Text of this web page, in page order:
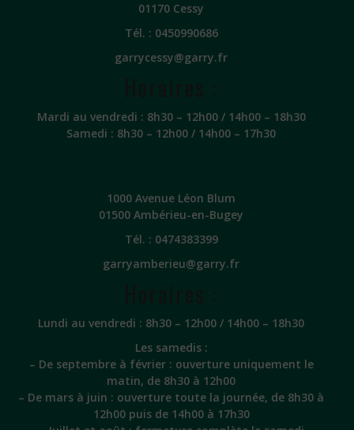
01170 Cessy
Tél. : 0450990686
garrycessy@garry.fr
Mardi au vendredi : 8h30 – 12h00 / 14h00 – 18h30
Samedi : 8h30 – 12h00 / 14h00 – 17h30
1000 Avenue Léon Blum
01500 Ambérieu-en-Bugey
Tél. : 0474383399
garryamberieu@garry.fr
Lundi au vendredi : 8h30 – 12h00 / 14h00 – 18h30
Les samedis :
– De septembre à février : ouverture uniquement le
matin, de 8h30 à 12h00
– De mars à juin : ouverture toute la journée, de 8h30 à
12h00 puis de 14h00 à 17h30